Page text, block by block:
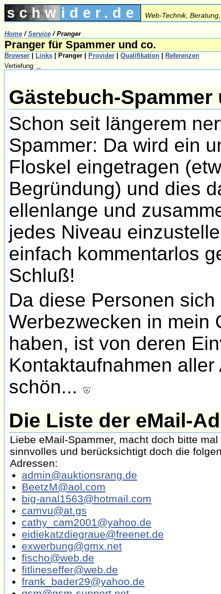
schwider.de Web-Technik,
Home/ Service/ Pranger
Pranger für Spammer und co.
Browser| Links| Pranger| Provider| Qualifikation| Referenzen
Vertiefung: ..
Gästebuch-Spammer
Schon seit längerem
Spammer: Da wird ein
Floskel eingetragen
Begründung) und dies
ellenlange und
jedes Niveau
einfach kommentarlos
Schluß!
Da diese Personen
Werbezwecken in mein
haben, ist von deren
Kontaktaufnahmen
schön...
Die Liste der eMail-
Liebe eMail-Spammer, macht doch bitte mal
sinnvolles und berücksichtigt doch die
Adressen:
admin@auktionsrang.de
BeetzM@aol.com
big-anal1563@hotmail.com
camvu@at.gs
cathy_cam2001@yahoo.de
eidiekatzdiegraue@freenet.de
exwerbung@gmx.net
fischo@web.de
fitlineseffer@web.de
frank_bader29@yahoo.de